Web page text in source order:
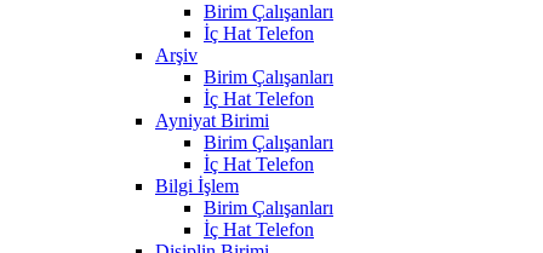
Birim Çalışanları
İç Hat Telefon
Arşiv
Birim Çalışanları
İç Hat Telefon
Ayniyat Birimi
Birim Çalışanları
İç Hat Telefon
Bilgi İşlem
Birim Çalışanları
İç Hat Telefon